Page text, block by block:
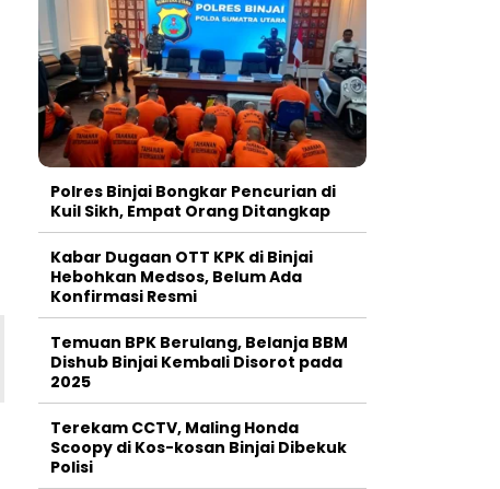
Polres Binjai Bongkar Pencurian di
Kuil Sikh, Empat Orang Ditangkap
Kabar Dugaan OTT KPK di Binjai
Hebohkan Medsos, Belum Ada
Konfirmasi Resmi
Temuan BPK Berulang, Belanja BBM
Dishub Binjai Kembali Disorot pada
2025
Terekam CCTV, Maling Honda
Scoopy di Kos-kosan Binjai Dibekuk
Polisi